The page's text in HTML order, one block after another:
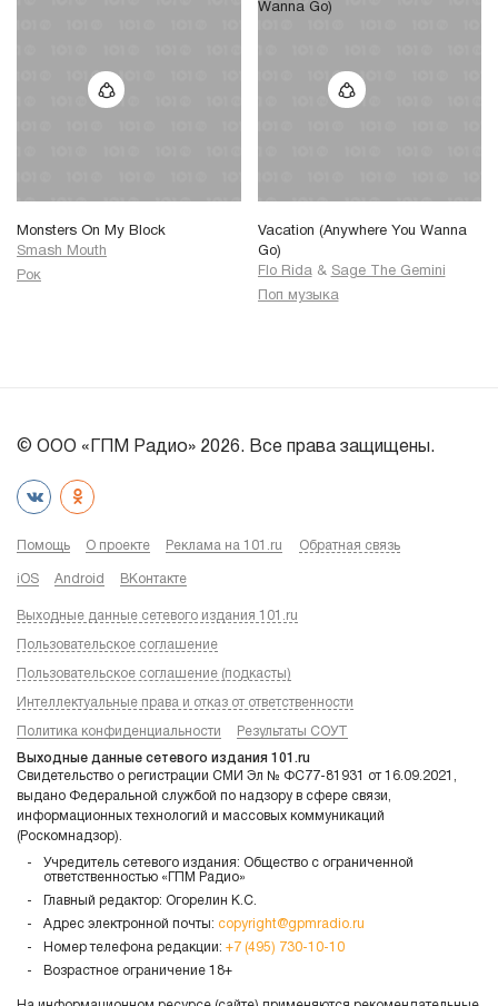
Monsters On My Block
Smash Mouth
Рок
Vacation (Anywhere You Wanna
Go)
Flo Rida & Sage The Gemini
Поп музыка
© ООО «ГПМ Радио» 2026. Все права защищены.
Помощь О проекте Реклама на 101.ru Обратная связь
iOS Android ВКонтакте
Выходные данные сетевого издания 101.ru
Пользовательское соглашение
Пользовательское соглашение (подкасты)
Интеллектуальные права и отказ от ответственности
Политика конфиденциальности Результаты СОУТ
Выходные данные сетевого издания 101.ru
Свидетельство о регистрации СМИ Эл № ФС77-81931 от 16.09.2021,
выдано Федеральной службой по надзору в сфере связи,
информационных технологий и массовых коммуникаций
(Роскомнадзор).
Учредитель сетевого издания: Общество с ограниченной
ответственностью «ГПМ Радио»
Главный редактор: Огорелин К.С.
Адрес электронной почты: copyright@gpmradio.ru
Номер телефона редакции: +7 (495) 730-10-10
Возрастное ограничение 18+